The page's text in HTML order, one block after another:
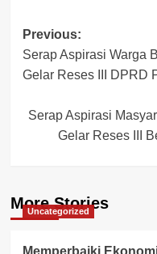
Post
navigation
Previous:
Serap Aspirasi Warga
Gelar Reses III DPRD
Serap Aspirasi
Gelar Reses III
More Stories
Uncategorized
Memperbaiki